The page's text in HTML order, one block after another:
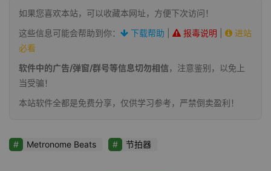
如果您喜欢本站，可以收藏本网址，方便下次访问！
这些信息可能会帮助到你：
下载帮助 报毒说明
进站
必看
软件中的广告/弹窗/群号等信息切勿相信，注意鉴别，以免上
当受骗！
本站软件全都是免费分享，仅供学习参考，严禁倒卖盈利！
Metronome Beats 节拍器